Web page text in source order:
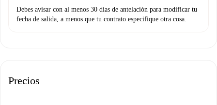
Debes avisar con al menos 30 días de antelación para modificar tu
fecha de salida, a menos que tu contrato especifique otra cosa.
Precios